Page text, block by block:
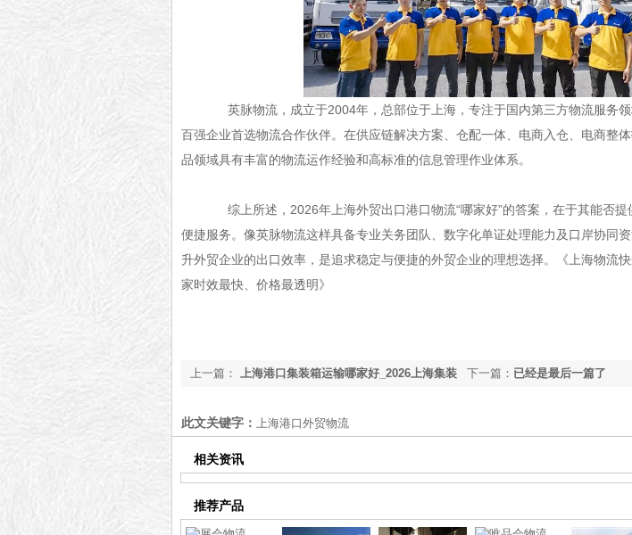
英脉物流，成立于2004年，总部位于上海，专注于国内第三方物流服务领
百强企业首选物流合作伙伴。在供应链解决方案、仓配一体、电商入仓、电商整
品领域具有丰富的物流运作经验和高标准的信息管理作业体系。
综上所述，2026年上海外贸出口港口物流“哪家好”的答案，在于其能否提
便捷服务。像英脉物流这样具备专业关务团队、数字化单证处理能力及口岸协同
升外贸企业的出口效率，是追求稳定与便捷的外贸企业的理想选择。《 上海物流
家时效最快、价格最透明》
下一篇： 已经是最后一篇了
上一篇：
上海港口集装箱运输哪家好_2026上海集装
此文关键字： 上海港口外贸物流
相关资讯
推荐产品